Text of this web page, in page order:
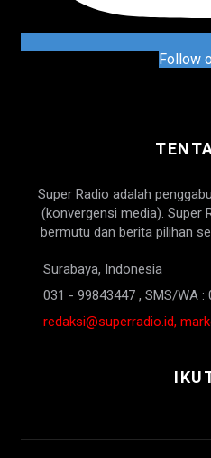
Follow
Super Radio adalah
(konvergensi media). Super
bermutu dan berita pilihan
Surabaya, Indonesia
031 - 99843447 , SMS/WA
redaksi@superradio.id,